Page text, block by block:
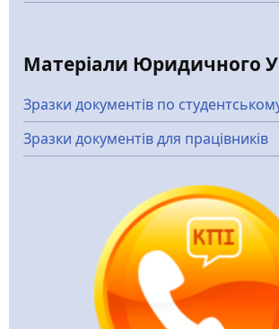
Матеріали Юридичного
Зразки документів по
Зразки документів для працівників